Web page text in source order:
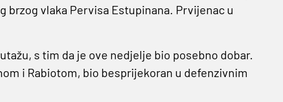
brzog vlaka Pervisa Estupinana. Prvijenac u
s tim da je ove nedjelje bio posebno dobar.
i Rabiotom, bio besprijekoran u defenzivnim